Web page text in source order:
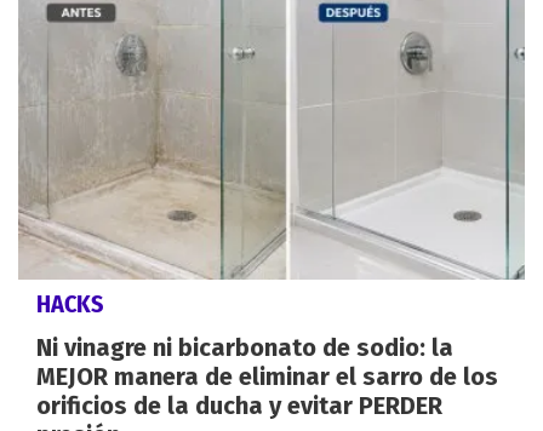
HACKS
Ni vinagre ni bicarbonato de sodio: la
MEJOR manera de eliminar el sarro de los
orificios de la ducha y evitar PERDER